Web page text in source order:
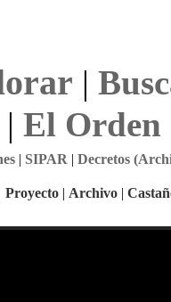
|
El Orden
| SIPAR | Decretos
Proyecto | Archivo |